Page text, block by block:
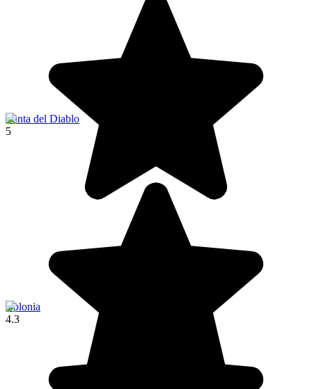
Punta del Diablo
5
Colonia
4.3